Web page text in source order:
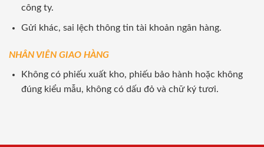
công ty.
Gửi khác, sai lệch thông tin tài khoản ngân hàng.
NHÂN VIÊN GIAO HÀNG
Không có phiếu xuất kho, phiếu bảo hành hoặc không
đúng kiểu mẫu, không có dấu đỏ và chữ ký tươi.